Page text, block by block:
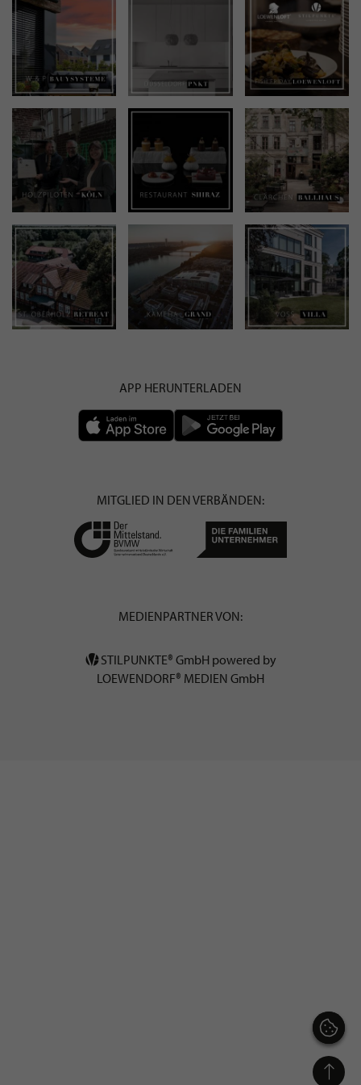
APP HERUNTERLADEN
MITGLIED IN DEN VERBÄNDEN:
MEDIENPARTNER VON:
STILPUNKTE® GmbH powered by
LOEWENDORF® MEDIEN GmbH